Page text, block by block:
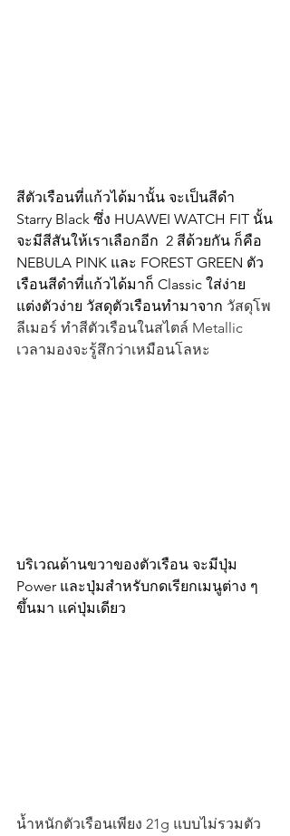
สีตัวเรือนที่แก้วได้มานั้น จะเป็นสีดำ
Starry Black ซึ่ง HUAWEI WATCH FIT นั้น
จะมีสีสันให้เราเลือกอีก  2 สีด้วยกัน ก็คือ
NEBULA PINK และ FOREST GREEN ตัว
เรือนสีดำที่แก้วได้มาก็ Classic ใส่ง่าย
แต่งตัวง่าย วัสดุตัวเรือนทำมาจาก วัสดุโพ
ลีเมอร์ ทำสีตัวเรือนในสไตล์ Metallic
เวลามองจะรู้สึกว่าเหมือนโลหะ
บริเวณด้านขวาของตัวเรือน จะมีปุ่ม
Power และปุ่มสำหรับกดเรียกเมนูต่าง ๆ
ขึ้นมา แค่ปุ่มเดียว
น้ำหนักตัวเรือนเพียง 21g แบบไม่รวมตัว